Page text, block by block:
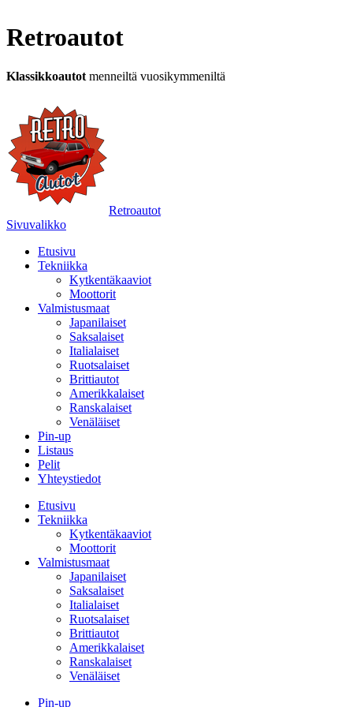
Retroautot
Klassikkoautot menneiltä vuosikymmeniltä
Retroautot
Sivuvalikko
Etusivu
Tekniikka
Kytkentäkaaviot
Moottorit
Valmistusmaat
Japanilaiset
Saksalaiset
Italialaiset
Ruotsalaiset
Brittiautot
Amerikkalaiset
Ranskalaiset
Venäläiset
Pin-up
Listaus
Pelit
Yhteystiedot
Etusivu
Tekniikka
Kytkentäkaaviot
Moottorit
Valmistusmaat
Japanilaiset
Saksalaiset
Italialaiset
Ruotsalaiset
Brittiautot
Amerikkalaiset
Ranskalaiset
Venäläiset
Pin-up